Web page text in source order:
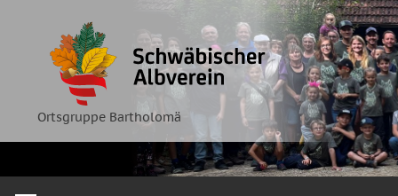
springen
Ortsgruppe Bartholomä
Albverein
Ortsgruppe
Bartholomä